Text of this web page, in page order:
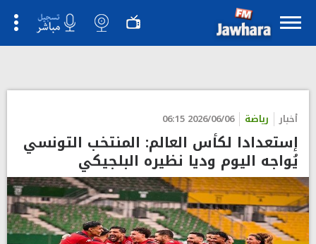
أخبار رياضة 2026/06/06 06:15
إستعدادا لكأس العالم: المنتخب التونسي
يُواجه اليوم وديا نظيره البلجيكي